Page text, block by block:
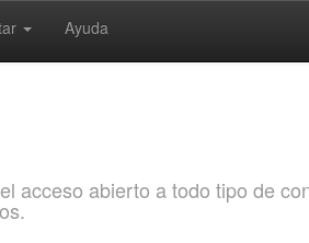
Ayuda
acceso abierto a todo tipo de